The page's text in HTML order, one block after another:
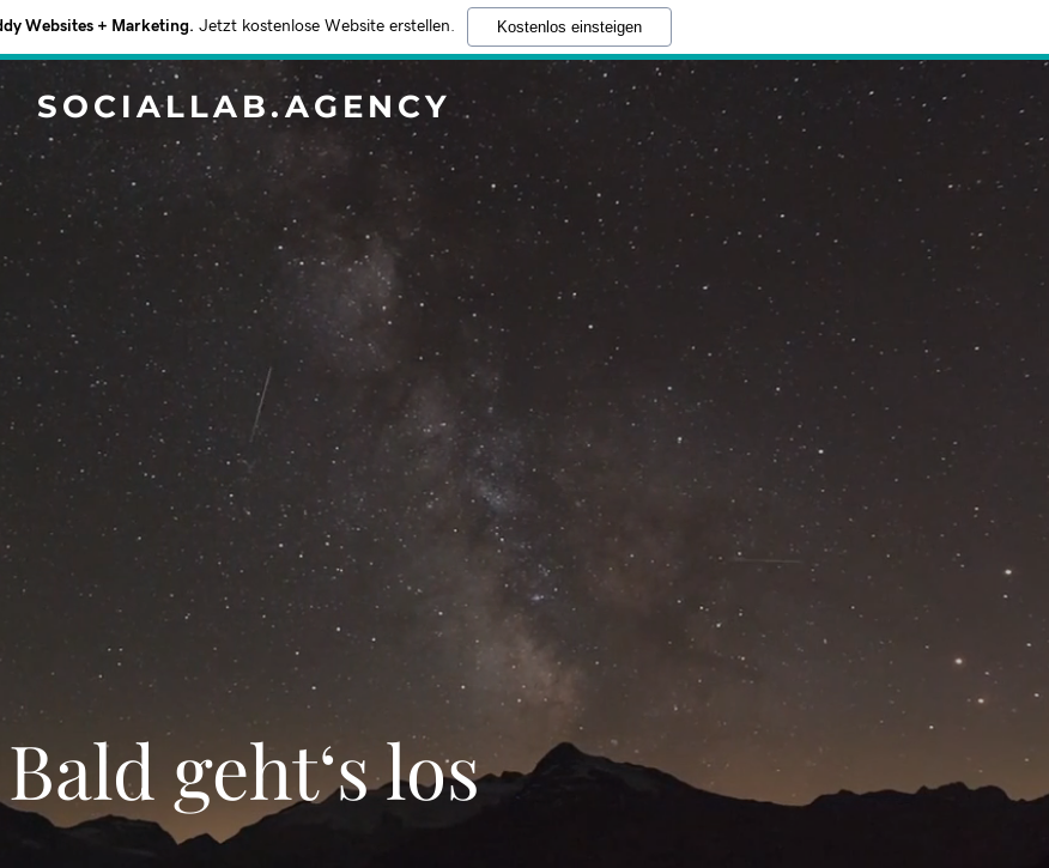
Websites + Marketing. Jetzt kostenlose Website erstellen. Kostenlos einsteigen
SOCIALLAB.AGENCY
Bald geht‘s los